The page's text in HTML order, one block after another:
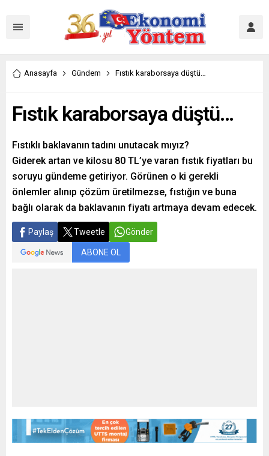
Anasayfa Gündem Fıstık karaborsaya düştü…
Fıstık karaborsaya düştü…
Fıstıklı baklavanın tadını unutacak mıyız?
Giderek artan ve kilosu 80 TL’ye varan fıstık fiyatları bu
soruyu gündeme getiriyor. Görünen o ki gerekli
önlemler alınıp çözüm üretilmezse, fıstığın ve buna
bağlı olarak da baklavanın fiyatı artmaya devam edecek.
Paylaş Tweetle Gönder
ABONE OL